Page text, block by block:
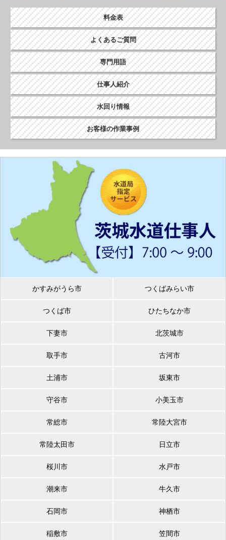
料金表
よくあるご質問
専門用語
仕事人紹介
水回り情報
お客様の作業事例
かすみがうら市 つくばみらい市
つくば市 ひたちなか市
下妻市 北茨城市
取手市 古河市
土浦市 坂東市
守谷市 小美玉市
常総市 常陸大宮市
常陸太田市 日立市
桜川市 水戸市
潮来市 牛久市
石岡市 神栖市
稲敷市 笠間市